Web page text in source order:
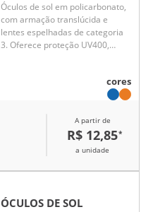
Óculos de sol em policarbonato,
com armação translúcida e
lentes espelhadas de categoria
3. Oferece proteção UV400,
cores
A partir de
R$ 12,85*
a unidade
ÓCULOS DE SOL